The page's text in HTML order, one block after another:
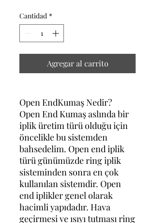
Cantidad *
Agregar al carrito
Open EndKumaş Nedir?
Open End Kumaş aslında bir
iplik üretim türü olduğu için
öncelikle bu sistemden
bahsedelim. Open end iplik
türü günümüzde ring iplik
sisteminden sonra en çok
kullanılan sistemdir. Open
end iplikler genel olarak
hacimli yapıdadır. Hava
geçirmesi ve ısıyı tutması ring